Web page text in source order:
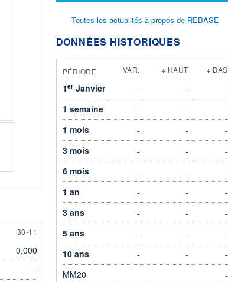
30 NOVEMBER
30-11
0,000
-
Toutes les actualités à propos de REBASE
DONNÉES HISTORIQUES
PÉRIODE VAR. + HAUT + BAS
1erJanvier - -
-
1 semaine
- -
-
1 mois
- -
-
3 mois
- -
-
6 mois
- -
-
1 an
- -
-
3 ans
- -
-
5 ans
- -
-
10 ans
- -
-
MM20
-